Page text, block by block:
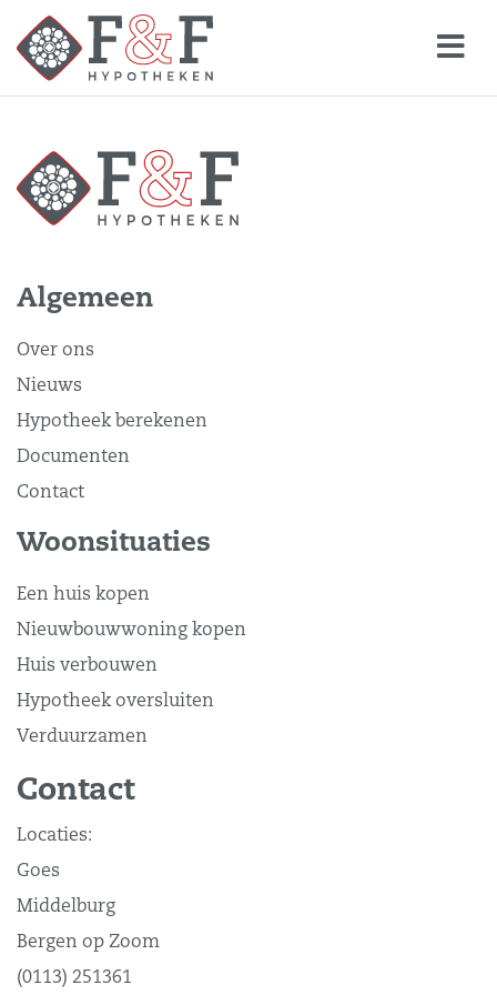
Algemeen
Over ons
Nieuws
Hypotheek berekenen
Documenten
Contact
Woonsituaties
Een huis kopen
Nieuwbouwwoning kopen
Huis verbouwen
Hypotheek oversluiten
Verduurzamen
Contact
Locaties:
Goes
Middelburg
Bergen op Zoom
(0113) 251361